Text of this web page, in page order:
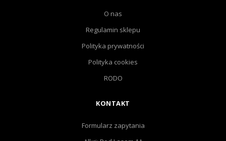
O nas
Regulamin sklepu
Polityka prywatności
Polityka cookies
RODO
KONTAKT
Formularz zapytania